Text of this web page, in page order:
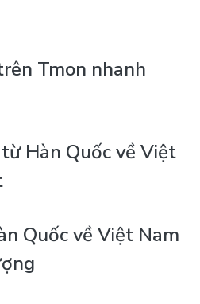
Tmon nhanh
Hàn Quốc về Việt
Quốc về Việt Nam